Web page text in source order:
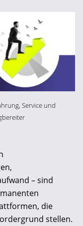
Service und
– sind
die
stellen.